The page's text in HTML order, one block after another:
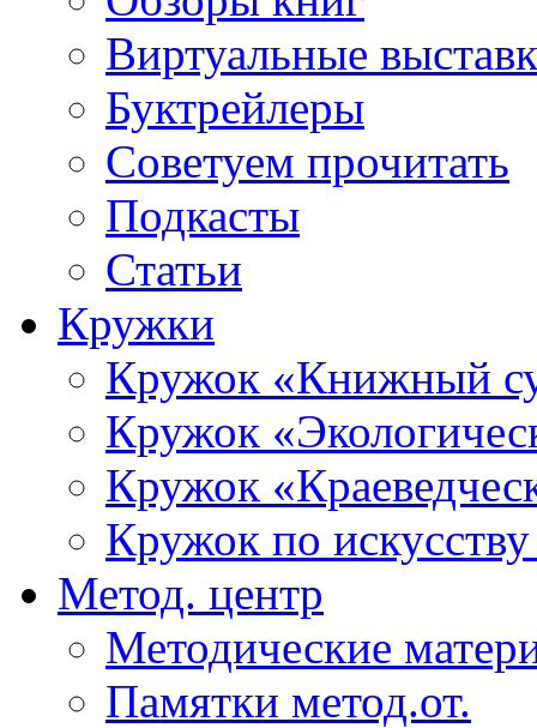
Виртуальные
Буктрейлеры
Советуем прочитать
Подкасты
Статьи
Кружки
Кружок «Книжный
Кружок
Кружок
Кружок по
Метод. центр
Методические
Памятки метод.от.